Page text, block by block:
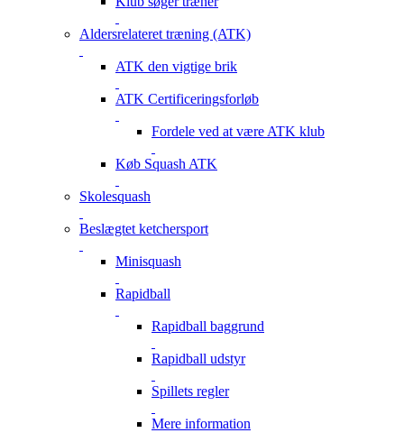
Aldersrelateret træning (ATK)
ATK den vigtige brik
ATK Certificeringsforløb
Fordele ved at være ATK klub
Køb Squash ATK
Skolesquash
Beslægtet ketchersport
Minisquash
Rapidball
Rapidball baggrund
Rapidball udstyr
Spillets regler
Mere information